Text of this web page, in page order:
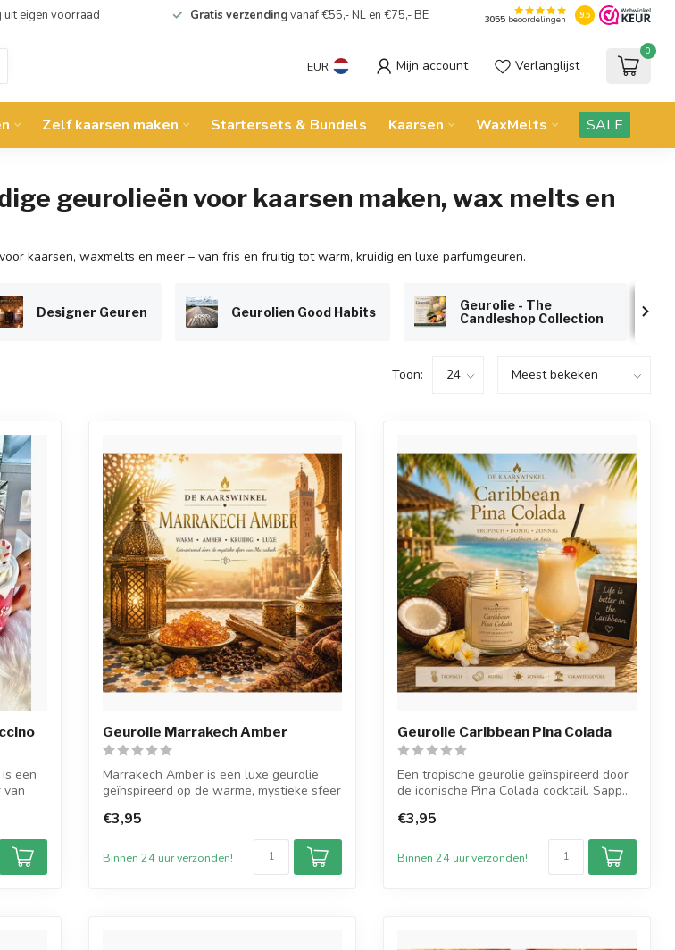
uit eigen voorraad Gratis verzendingvanaf €55,- NL en €75,- BE 3055beoordelingen 9.5
EUR Mijn account Verlanglijst
0
Zelf kaarsen maken Startersets & Bundels Kaarsen WaxMelts SALE
geurolieën voor kaarsen maken, wax melts en
kaarsen, waxmelts en meer – van fris en fruitig tot warm, kruidig en luxe parfumgeuren.
Designer Geuren Geurolien Good Habits
Geurolie - The
Candleshop Collection
Toon:
een
van
Geurolie Marrakech Amber
Marrakech Amber is een luxe geurolie
geïnspireerd op de warme, mystieke sfeer
€3,95
Binnen 24 uur verzonden!
Geurolie Caribbean Pina Colada
Een tropische geurolie geïnspireerd door
de iconische Pina Colada cocktail. Sapp...
€3,95
Binnen 24 uur verzonden!